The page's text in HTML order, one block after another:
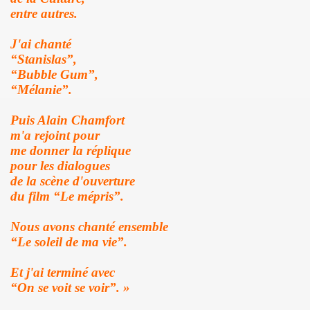
entre autres.
J'ai chanté
“Stanislas”,
“Bubble Gum”,
“Mélanie”.
Puis Alain Chamfort
m'a rejoint pour
me donner la réplique
pour les dialogues
de la scène d'ouverture
du film “Le mépris”.
Nous avons chanté ensemble
“Le soleil de ma vie”.
Et j'ai terminé avec
“On se voit se voir”. »
de DICK RIVERS : au CASINO DE PARIS 2011, à
SEBASTIEN LIFSHITZ : impressions.
au BATACLAN (Paris) : compte rendu.
dit DANIEL DARC, le 14 mars 2013 a PARIS.
(mars 2013).
le magazine papier "GONZAI" numero 1 (janvier
CHAMFORT et ses invitees le 30 janvier 2013 au
le 11 decembre 2012 a l'OLYMPIA (Paris) : compte
CHENNEVIERE and Friends le 8 novembre 2012 a